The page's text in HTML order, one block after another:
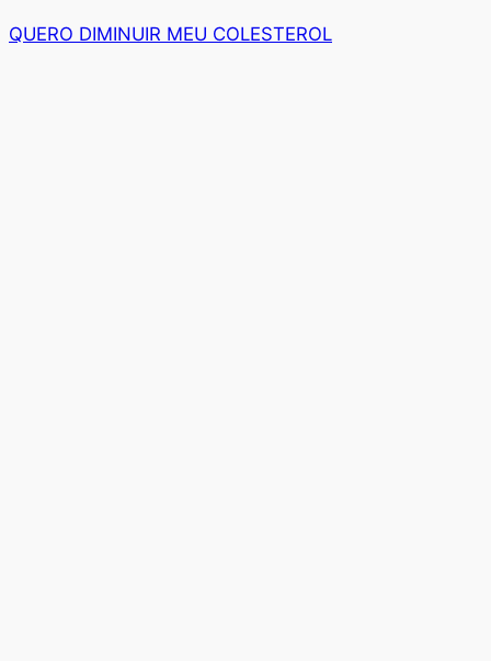
QUERO DIMINUIR MEU COLESTEROL